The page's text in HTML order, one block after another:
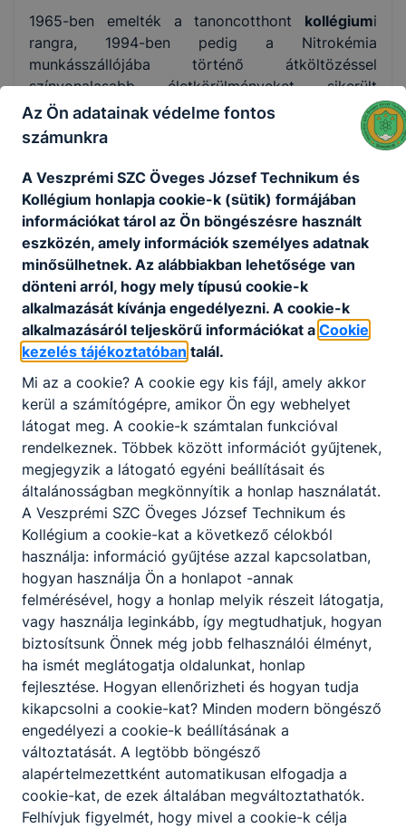
1965-ben emelték a tanoncotthont kollégiumi
rangra, 1994-ben pedig a Nitrokémia
munkásszállójába történő átköltözéssel
színvonalasabb életkörülményeket sikerült
megvalósítani. 2005-től a fiú-, majd 2006-tól – és
2007-től újra – a leány kollégiumban más-más
telephelyeken, kisebb területen, de jó színvonalon
biztosítottuk a tanulók elhelyezését.
Az iskolánk neve és helye többször változott a
története során,valamint módosult a profilja is.
1950-ben Munkaerőtaralékok Hivatala (MTH) 294.
sz. Ipari¬tanuló Iskolája lett. A tanműhely és a
tanulóotthon külön irányítás alá tartozott. Az 1952
53-as tanévtől egységesítették a kollégiumot, a
tanműhelyt és az iskolát MTH 303. sz. Iparitanuló
Intézete néven. 1957-től a Munkaügyi
Minisztérium 303. sz. Iparitanuló Intézete, majd
1967-75. között a 303. sz. Jókai Mór Ipari
Szakmunkásképző Intézet nevet viselte
intézményünk.
1969-tőla Nitrokémia jelentős támogatásával a
szakmunkásképzésdinamikus fejlődésnek indult,
új korszerű iskolaépület és tanműhelyek
szolgálták az oktatást.
1983-ban szakközépiskolai osztályindult, s ettől
kezdve az új elnevezés: Irányítástechnikai
Szakközépiskola és 303. sz. Ipari
Szakmunkásképző Intézet. 1988-ban
megkezdődött az általános vegyész
szakközépiskolai, 1992-ben pedig a
mechatronikai technikusképzés. 1996-ban PHARE
világbanki támogatású képzés indult meg.
Az új évezred küszöbén szakmunkás és technikus
osztályokban folytatódott és új területekkel bővül
a képzés. 2000-ben
gimnáziumi
osztályban
diszlexiás tanulók képzése, 2001-ben
Az Ön adatainak védelme fontos
számunkra
A Veszprémi SZC Öveges József Technikum és
Kollégium honlapja cookie-k (sütik) formájában
információkat tárol az Ön böngészésre használt
eszközén, amely információk személyes adatnak
minősülhetnek. Az alábbiakban lehetősége van
dönteni arról, hogy mely típusú cookie-k
alkalmazását kívánja engedélyezni. A cookie-k
alkalmazásáról teljeskörű információkat a Cookie
kezelés tájékoztatóban talál.
Mi az a cookie? A cookie egy kis fájl, amely akkor
kerül a számítógépre, amikor Ön egy webhelyet
látogat meg. A cookie-k számtalan funkcióval
rendelkeznek. Többek között információt gyűjtenek,
megjegyzik a látogató egyéni beállításait és
általánosságban megkönnyítik a honlap használatát.
A Veszprémi SZC Öveges József Technikum és
Kollégium a cookie-kat a következő célokból
használja: információ gyűjtése azzal kapcsolatban,
hogyan használja Ön a honlapot -annak
felmérésével, hogy a honlap melyik részeit látogatja,
vagy használja leginkább, így megtudhatjuk, hogyan
biztosítsunk Önnek még jobb felhasználói élményt,
ha ismét meglátogatja oldalunkat, honlap
fejlesztése. Hogyan ellenőrizheti és hogyan tudja
kikapcsolni a cookie-kat? Minden modern böngésző
engedélyezi a cookie-k beállításának a
változtatását. A legtöbb böngésző
alapértelmezettként automatikusan elfogadja a
cookie-kat, de ezek általában megváltoztathatók.
Felhívjuk figyelmét, hogy mivel a cookie-k célja